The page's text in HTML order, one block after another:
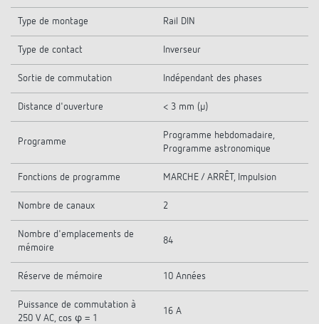
Type de montage Rail DIN
Type de contact Inverseur
Sortie de commutation Indépendant des phases
Distance d'ouverture < 3 mm (µ)
Programme
Programme hebdomadaire,
Programme astronomique
Fonctions de programme MARCHE / ARRÊT, Impulsion
Nombre de canaux 2
Nombre d'emplacements de
mémoire
84
Réserve de mémoire 10 Années
Puissance de commutation à
250 V AC, cos φ = 1
16 A